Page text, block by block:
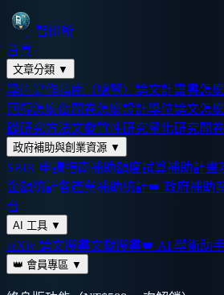
智研所
首頁
文章分類 ▼
學術寫作指南（總覽） 論文計畫書怎
回顧怎麼做問卷怎麼設計學位論文怎
礎研究方法文獻質性研究量化研究問
政府補助與創業資源 ▼
SBIR 申請指南補助額度試算補助計畫
金額統計各產業補助統計👑 政府補助
台
AI 工具 ▼
arXiv 論文搜尋文獻搜尋👑 AI 學術助
👑 會員專區 ▼